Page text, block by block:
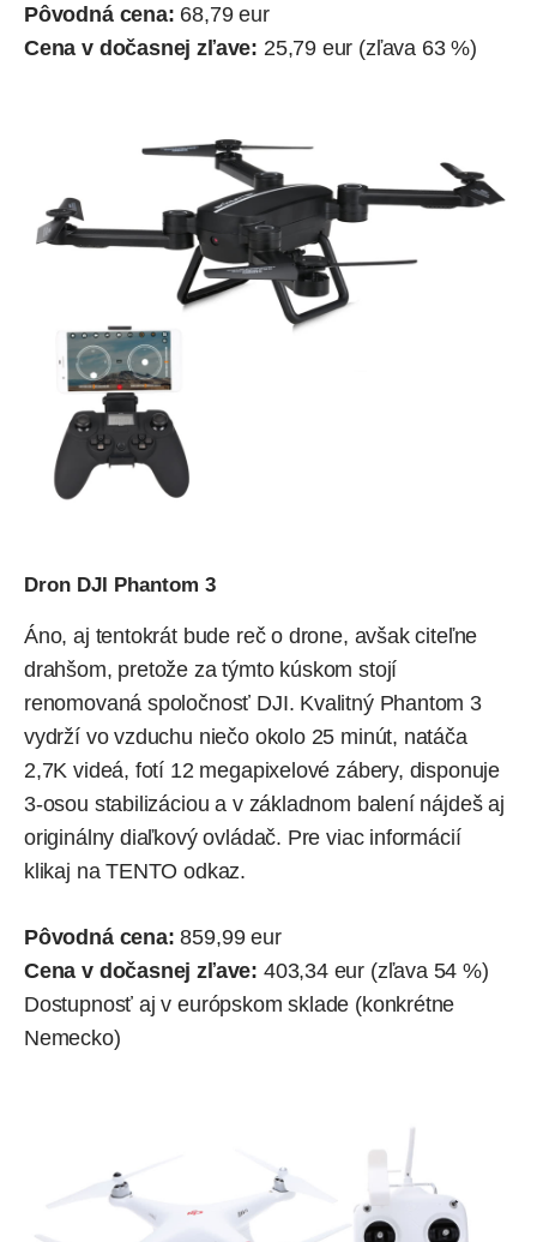
Pôvodná cena: 68,79 eur
Cena v dočasnej zľave: 25,79 eur (zľava 63 %)
Dron DJI Phantom 3
Áno, aj tentokrát bude reč o drone, avšak citeľne
drahšom, pretože za týmto kúskom stojí
renomovaná spoločnosť DJI. Kvalitný Phantom 3
vydrží vo vzduchu niečo okolo 25 minút, natáča
2,7K videá, fotí 12 megapixelové zábery, disponuje
3-osou stabilizáciou a v základnom balení nájdeš aj
originálny diaľkový ovládač. Pre viac informácií
klikaj naTENTO odkaz.
Pôvodná cena: 859,99 eur
Cena v dočasnej zľave: 403,34 eur (zľava 54 %)
Dostupnosť aj v európskom sklade (konkrétne
Nemecko)